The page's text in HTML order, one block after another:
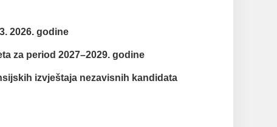
2026. godine
za period 2027–2029. godine
izvještaja nezavisnih kandidata